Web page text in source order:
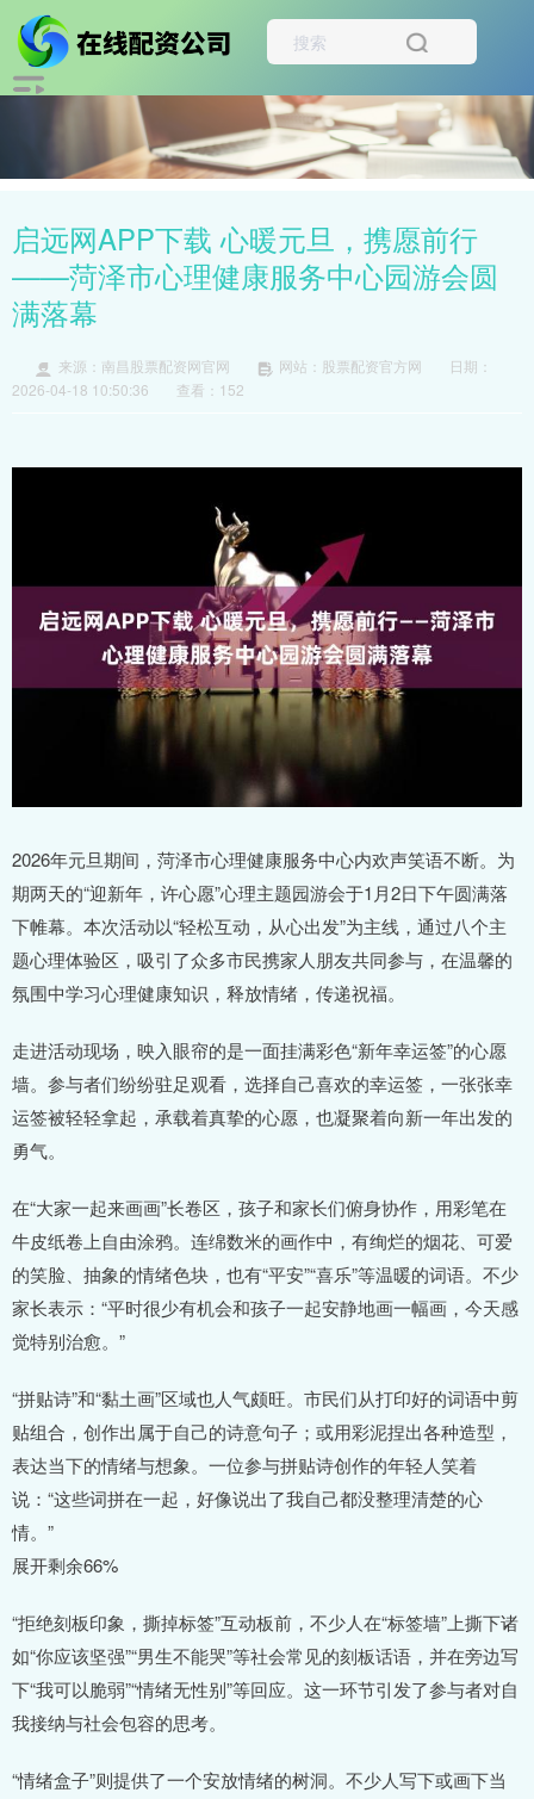
启远网APP下载 心暖元旦，携愿前行
——菏泽市心理健康服务中心园游会圆
满落幕
来源：南昌股票配资网官网 网站：股票配资官方网
日期：
2026-04-18 10:50:36
查看：152
2026年元旦期间，菏泽市心理健康服务中心内欢声笑语不断。为
期两天的“迎新年，许心愿”心理主题园游会于1月2日下午圆满落
下帷幕。本次活动以“轻松互动，从心出发”为主线，通过八个主
题心理体验区，吸引了众多市民携家人朋友共同参与，在温馨的
氛围中学习心理健康知识，释放情绪，传递祝福。
走进活动现场，映入眼帘的是一面挂满彩色“新年幸运签”的心愿
墙。参与者们纷纷驻足观看，选择自己喜欢的幸运签，一张张幸
运签被轻轻拿起，承载着真挚的心愿，也凝聚着向新一年出发的
勇气。
在“大家一起来画画”长卷区，孩子和家长们俯身协作，用彩笔在
牛皮纸卷上自由涂鸦。连绵数米的画作中，有绚烂的烟花、可爱
的笑脸、抽象的情绪色块，也有“平安”“喜乐”等温暖的词语。不少
家长表示：“平时很少有机会和孩子一起安静地画一幅画，今天感
觉特别治愈。”
“拼贴诗”和“黏土画”区域也人气颇旺。市民们从打印好的词语中剪
贴组合，创作出属于自己的诗意句子；或用彩泥捏出各种造型，
表达当下的情绪与想象。一位参与拼贴诗创作的年轻人笑着
说：“这些词拼在一起，好像说出了我自己都没整理清楚的心
情。”
展开剩余66%
“拒绝刻板印象，撕掉标签”互动板前，不少人在“标签墙”上撕下诸
如“你应该坚强”“男生不能哭”等社会常见的刻板话语，并在旁边写
下“我可以脆弱”“情绪无性别”等回应。这一环节引发了参与者对自
我接纳与社会包容的思考。
“情绪盒子”则提供了一个安放情绪的树洞。不少人写下或画下当